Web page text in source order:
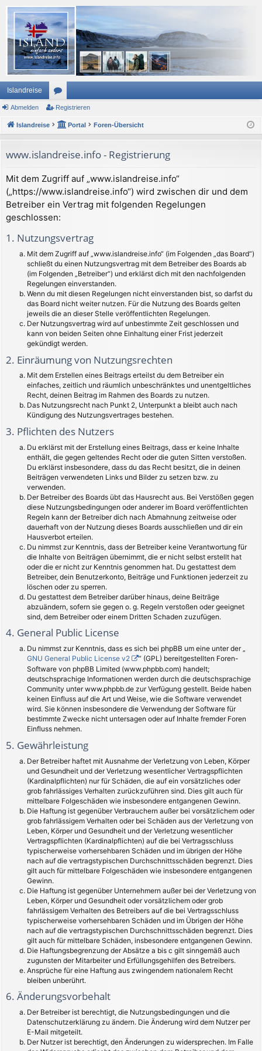
Islandreise
or
en
Abmelden Registrieren
Islandreise Portal Foren-Übersicht
www.islandreise.info - Registrierung
Mit dem Zugriff auf „www.islandreise.info“
(„https://www.islandreise.info“) wird zwischen dir und dem
Betreiber ein Vertrag mit folgenden Regelungen
geschlossen:
1. Nutzungsvertrag
Mit dem Zugriff auf „www.islandreise.info“ (im Folgenden „das Board“)
schließt du einen Nutzungsvertrag mit dem Betreiber des Boards ab
(im Folgenden „Betreiber“) und erklärst dich mit den nachfolgenden
Regelungen einverstanden.
Wenn du mit diesen Regelungen nicht einverstanden bist, so darfst du
das Board nicht weiter nutzen. Für die Nutzung des Boards gelten
jeweils die an dieser Stelle veröffentlichten Regelungen.
Der Nutzungsvertrag wird auf unbestimmte Zeit geschlossen und
kann von beiden Seiten ohne Einhaltung einer Frist jederzeit
gekündigt werden.
2. Einräumung von Nutzungsrechten
Mit dem Erstellen eines Beitrags erteilst du dem Betreiber ein
einfaches, zeitlich und räumlich unbeschränktes und unentgeltliches
Recht, deinen Beitrag im Rahmen des Boards zu nutzen.
Das Nutzungsrecht nach Punkt 2, Unterpunkt a bleibt auch nach
Kündigung des Nutzungsvertrages bestehen.
3. Pflichten des Nutzers
Du erklärst mit der Erstellung eines Beitrags, dass er keine Inhalte
enthält, die gegen geltendes Recht oder die guten Sitten verstoßen.
Du erklärst insbesondere, dass du das Recht besitzt, die in deinen
Beiträgen verwendeten Links und Bilder zu setzen bzw. zu
verwenden.
Der Betreiber des Boards übt das Hausrecht aus. Bei Verstößen gegen
diese Nutzungsbedingungen oder anderer im Board veröffentlichten
Regeln kann der Betreiber dich nach Abmahnung zeitweise oder
dauerhaft von der Nutzung dieses Boards ausschließen und dir ein
Hausverbot erteilen.
Du nimmst zur Kenntnis, dass der Betreiber keine Verantwortung für
die Inhalte von Beiträgen übernimmt, die er nicht selbst erstellt hat
oder die er nicht zur Kenntnis genommen hat. Du gestattest dem
Betreiber, dein Benutzerkonto, Beiträge und Funktionen jederzeit zu
löschen oder zu sperren.
Du gestattest dem Betreiber darüber hinaus, deine Beiträge
abzuändern, sofern sie gegen o. g. Regeln verstoßen oder geeignet
sind, dem Betreiber oder einem Dritten Schaden zuzufügen.
4. General Public License
Du nimmst zur Kenntnis, dass es sich bei phpBB um eine unter der „
GNU General Public License v2
“ (GPL) bereitgestellten Foren-
Software von phpBB Limited (www.phpbb.com) handelt;
deutschsprachige Informationen werden durch die deutschsprachige
Community unter www.phpbb.de zur Verfügung gestellt. Beide haben
keinen Einfluss auf die Art und Weise, wie die Software verwendet
wird. Sie können insbesondere die Verwendung der Software für
bestimmte Zwecke nicht untersagen oder auf Inhalte fremder Foren
Einfluss nehmen.
5. Gewährleistung
Der Betreiber haftet mit Ausnahme der Verletzung von Leben, Körper
und Gesundheit und der Verletzung wesentlicher Vertragspflichten
(Kardinalpflichten) nur für Schäden, die auf ein vorsätzliches oder
grob fahrlässiges Verhalten zurückzuführen sind. Dies gilt auch für
mittelbare Folgeschäden wie insbesondere entgangenen Gewinn.
Die Haftung ist gegenüber Verbrauchern außer bei vorsätzlichem oder
grob fahrlässigem Verhalten oder bei Schäden aus der Verletzung von
Leben, Körper und Gesundheit und der Verletzung wesentlicher
Vertragspflichten (Kardinalpflichten) auf die bei Vertragsschluss
typischerweise vorhersehbaren Schäden und im übrigen der Höhe
nach auf die vertragstypischen Durchschnittsschäden begrenzt. Dies
gilt auch für mittelbare Folgeschäden wie insbesondere entgangenen
Gewinn.
Die Haftung ist gegenüber Unternehmern außer bei der Verletzung von
Leben, Körper und Gesundheit oder vorsätzlichem oder grob
fahrlässigem Verhalten des Betreibers auf die bei Vertragsschluss
typischerweise vorhersehbaren Schäden und im Übrigen der Höhe
nach auf die vertragstypischen Durchschnittsschäden begrenzt. Dies
gilt auch für mittelbare Schäden, insbesondere entgangenen Gewinn.
Die Haftungsbegrenzung der Absätze a bis c gilt sinngemäß auch
zugunsten der Mitarbeiter und Erfüllungsgehilfen des Betreibers.
Ansprüche für eine Haftung aus zwingendem nationalem Recht
bleiben unberührt.
6. Änderungsvorbehalt
Der Betreiber ist berechtigt, die Nutzungsbedingungen und die
Datenschutzerklärung zu ändern. Die Änderung wird dem Nutzer per
E-Mail mitgeteilt.
Der Nutzer ist berechtigt, den Änderungen zu widersprechen. Im Falle